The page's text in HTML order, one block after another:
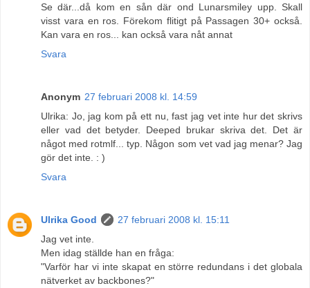
Se där...då kom en sån där ond Lunarsmiley upp. Skall
visst vara en ros. Förekom flitigt på Passagen 30+ också.
Kan vara en ros... kan också vara nåt annat
Svara
Anonym 27 februari 2008 kl. 14:59
Ulrika: Jo, jag kom på ett nu, fast jag vet inte hur det skrivs
eller vad det betyder. Deeped brukar skriva det. Det är
något med rotmlf... typ. Någon som vet vad jag menar? Jag
gör det inte. : )
Svara
Ulrika Good
27 februari 2008 kl. 15:11
Jag vet inte.
Men idag ställde han en fråga:
"Varför har vi inte skapat en större redundans i det globala
nätverket av backbones?"